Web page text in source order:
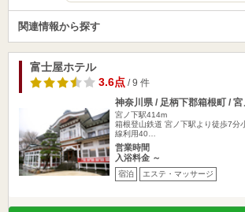
関連情報から探す
富士屋ホテル
3.6点/ 9 件
神奈川県 / 足柄下郡箱根町 / 宮
宮ノ下駅414m
箱根登山鉄道 宮ノ下駅より徒歩7分
線利用40…
営業時間
入浴料金 ～
宿泊 エステ・マッサージ